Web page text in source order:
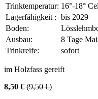
Trinktemperatur: 16°-18°
Lagerfähigkeit : bis 2029
Boden:
Ausbau:
8 Tage
Trinkreife:
sofort
im Holzfass gereift
8,50 € (9,50 €)